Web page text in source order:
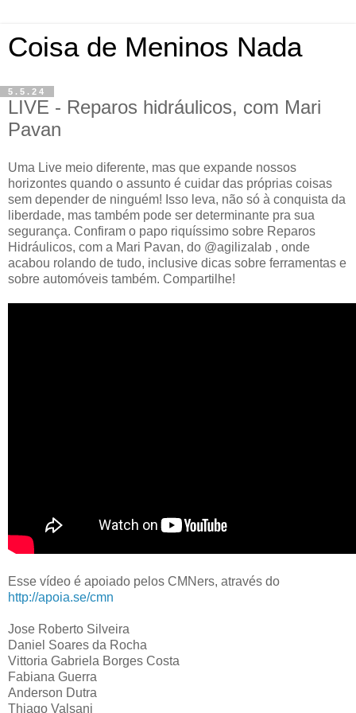
Coisa de Meninos Nada
5.5.24
LIVE - Reparos hidráulicos, com Mari
Pavan
Uma Live meio diferente, mas que expande nossos
horizontes quando o assunto é cuidar das próprias coisas
sem depender de ninguém! Isso leva, não só à conquista da
liberdade, mas também pode ser determinante pra sua
segurança. Confiram o papo riquíssimo sobre Reparos
Hidráulicos, com a Mari Pavan, do @agilizalab , onde
acabou rolando de tudo, inclusive dicas sobre ferramentas e
sobre automóveis também. Compartilhe!
Esse vídeo é apoiado pelos CMNers, através do
http://apoia.se/cmn
Jose Roberto Silveira
Daniel Soares da Rocha
Vittoria Gabriela Borges Costa
Fabiana Guerra
Anderson Dutra
Thiago Valsani